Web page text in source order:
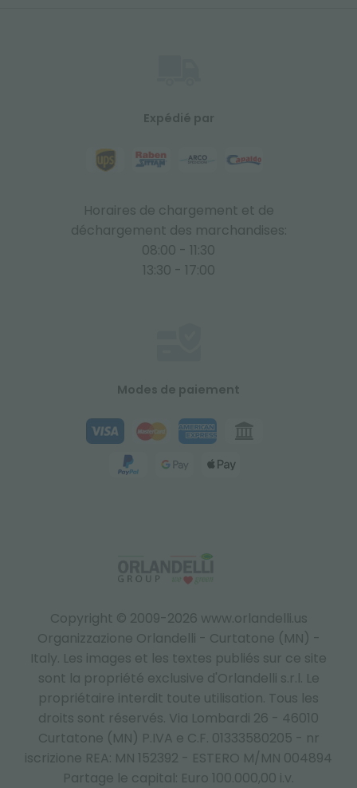
Copyright © 2009-2026 www.orlandelli.us
Organizzazione Orlandelli - Curtatone (MN) -
Italy. Les images et les textes publiés sur ce site
sont la propriété exclusive d'Orlandelli s.r.l. Le
propriétaire interdit toute utilisation. Tous les
droits sont réservés. Via Lombardi 26 - 46010
Curtatone (MN) P.IVA e C.F. 01333580205 - nr
iscrizione REA: MN 152392 - ESTERO M/MN 004894
Partage le capital: Euro 100.000,00 i.v.
Expédié par
Horaires de chargement et de
déchargement des marchandises:
08:00 - 11:30
13:30 - 17:00
Modes de paiement